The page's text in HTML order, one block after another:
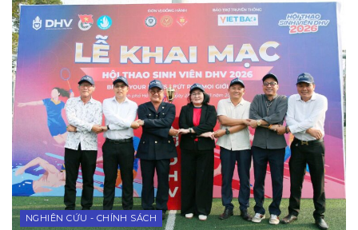
NGHIÊN CỨU - CHÍNH SÁCH